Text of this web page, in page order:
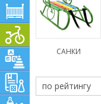
САНКИ
по рейтингу